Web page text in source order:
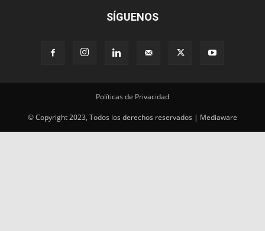
SÍGUENOS
Políticas de Privacidad
© Copyright 2023, Todos los derechos reservados | Mediaware